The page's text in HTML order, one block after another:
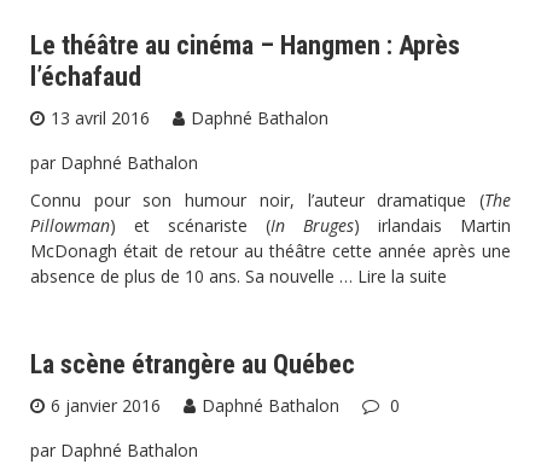
Le théâtre au cinéma – Hangmen : Après
l’échafaud
13 avril 2016
Daphné Bathalon
par Daphné Bathalon
Connu pour son humour noir, l’auteur dramatique (The
Pillowman) et scénariste (In Bruges) irlandais Martin
McDonagh était de retour au théâtre cette année après une
absence de plus de 10 ans. Sa nouvelle … Lire la suite
La scène étrangère au Québec
6 janvier 2016 Daphné Bathalon
0
par Daphné Bathalon